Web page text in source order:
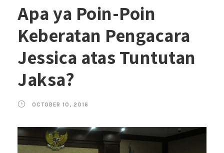
Apa ya Poin-Poin
Keberatan Pengacara
Jessica atas Tuntutan
Jaksa?
OCTOBER 10, 2016